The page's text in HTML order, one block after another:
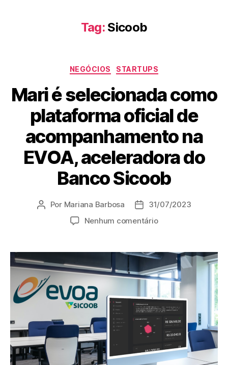
Tag: Sicoob
NEGÓCIOS STARTUPS
Mari é selecionada como
plataforma oficial de
acompanhamento na
EVOA, aceleradora do
Banco Sicoob
Por Mariana Barbosa
31/07/2023
Nenhum comentário